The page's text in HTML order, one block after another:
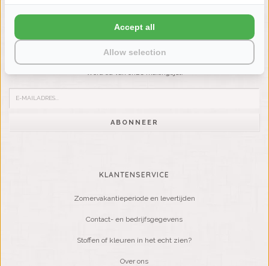
NIEUWSBRIEF
Word lid van onze mailinglijst:
ABONNEER
KLANTENSERVICE
Zomervakantieperiode en levertijden
Contact- en bedrijfsgegevens
Stoffen of kleuren in het echt zien?
Over ons
Allow selection
Accept all